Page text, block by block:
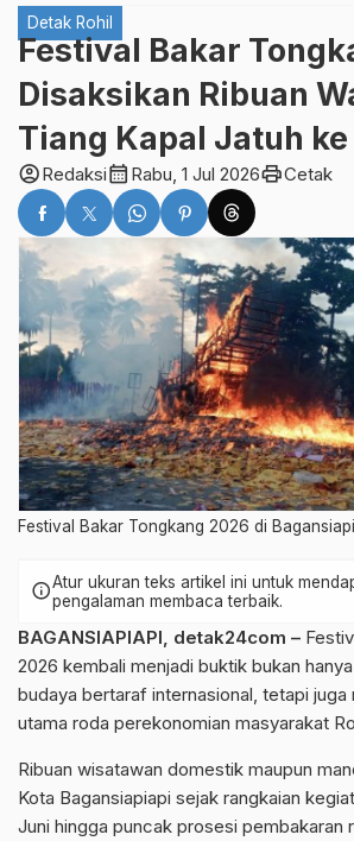
Detak Rohil
Festival Bakar
Disaksikan Ribuan
Tiang Kapal Jatuh
account_circleRedaksicalendar_month Rabu, 1 Jul 2026printCetak
Festival Bakar Tongkang 2026 di
infoAtur ukuran teks artikel ini untuk
pengalaman membaca terbaik.
BAGANSIAPIAPI, detak24com –
2026 kembali menjadi buktik bukan
budaya bertaraf internasional, tetapi
utama roda perekonomian masyarakat
Ribuan wisatawan domestik maupun
Kota Bagansiapiapi sejak rangkaian
Juni hingga puncak prosesi pembakaran